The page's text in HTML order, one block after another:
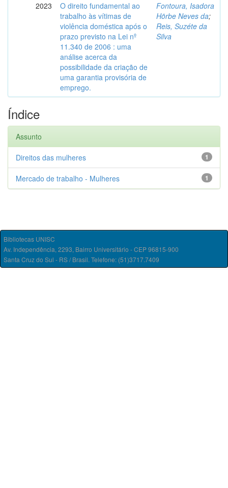
2023
O direito fundamental ao
trabalho às vítimas de
violência doméstica após o
prazo previsto na Lei nº
11.340 de 2006 : uma
análise acerca da
possibilidade da criação de
uma garantia provisória de
emprego.
Fontoura, Isadora
Hörbe Neves da;
Reis, Suzéte da
Silva
Índice
Assunto
1
Direitos das mulheres
1
Mercado de trabalho - Mulheres
Bibliotecas UNISC
Av. Independência, 2293, Bairro Universitário - CEP 96815-900
Santa Cruz do Sul - RS / Brasil. Telefone: (51)3717.7409